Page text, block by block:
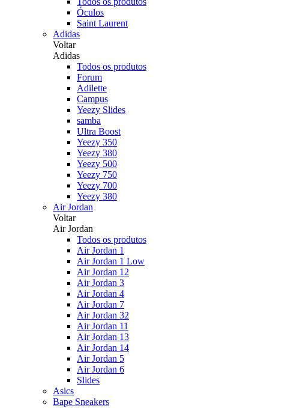
Óculos
Saint Laurent
Adidas
Voltar
Adidas
Todos os produtos
Forum
Adilette
Campus
Yeezy Slides
samba
Ultra Boost
Yeezy 350
Yeezy 380
Yeezy 500
Yeezy 750
Yeezy 700
Yeezy 380
Air Jordan
Voltar
Air Jordan
Todos os produtos
Air Jordan 1
Air Jordan 1 Low
Air Jordan 12
Air Jordan 3
Air Jordan 4
Air Jordan 7
Air Jordan 32
Air Jordan 11
Air Jordan 13
Air Jordan 14
Air Jordan 5
Air Jordan 6
Slides
Asics
Bape Sneakers